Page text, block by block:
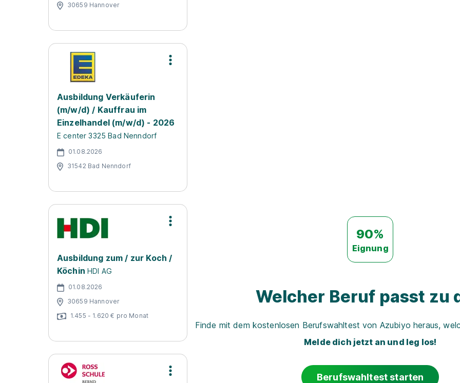
30659 Hannover
Ausbildung Verkäuferin
(m/w/d) / Kauffrau im
Einzelhandel (m/w/d) - 2026
E center 3325 Bad Nenndorf
01.08.2026
31542 Bad Nenndorf
Ausbildung zum / zur Koch /
Köchin HDI AG
01.08.2026
30659 Hannover
1.455 - 1.620 € pro Monat
90%
Eignung
Welcher Beruf passt zu
Finde mit dem kostenlosen Berufswahltest von Azubiyo heraus,
Melde dich jetzt an und leg los!
Berufswahltest starten